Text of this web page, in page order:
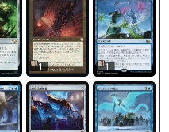
1 1